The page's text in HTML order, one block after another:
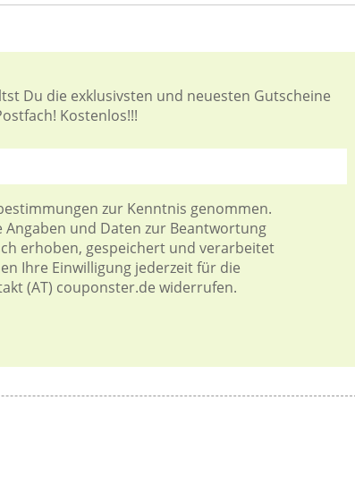
Du die exklusivsten und neuesten Gutscheine
Kostenlos!!!
zur Kenntnis genommen.
Angaben und Daten zur Beantwortung
erhoben, gespeichert und verarbeitet
Ihre Einwilligung jederzeit für die
(AT) couponster.de widerrufen.